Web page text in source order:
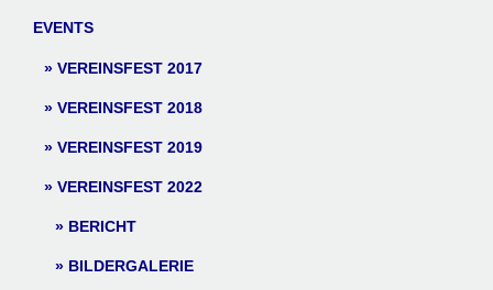
EVENTS
VEREINSFEST 2017
VEREINSFEST 2018
VEREINSFEST 2019
VEREINSFEST 2022
BERICHT
BILDERGALERIE